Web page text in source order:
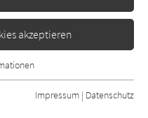
akzeptieren
Funktionen der
dass die Webseite
Impressum | Datenschutz